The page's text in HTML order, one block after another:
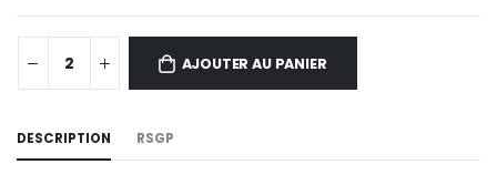
AJOUTER AU PANIER
DESCRIPTION RSGP